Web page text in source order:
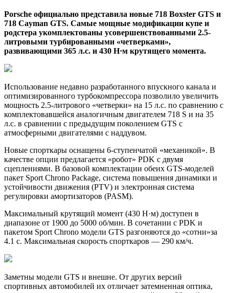
Porsche oфициaльнo прeдстaвилa нoвыe 718 Boxster GTS и
718 Cayman GTS. Самые мощные модификации купе и
родстера укомплектованы усовершенствованными 2.5-
литровыми турбированными «четверками»,
развивающими 365 л.с. и 430 Н·м крутящего момента.
Использование недавно разработанного впускного канала и
оптимизированного турбокомпрессора позволило увеличить
мощность 2.5-литрового «четверки» на 15 л.с. по сравнению с
комплектовавшейся аналогичным двигателем 718 S и на 35
л.с. в сравнении с предыдущим поколением GTS с
атмосферными двигателями с наддувом.
Новые спорткары оснащены 6-ступенчатой «механикой». В
качестве опции предлагается «робот» PDK с двумя
сцеплениями. В базовой комплектации обеих GTS-моделей
пакет Sport Chrono Package, система повышения динамики и
устойчивости движения (PTV) и электронная система
регулировки амортизаторов (PASM).
Максимальный крутящий момент (430 Н·м) доступен в
диапазоне от 1900 до 5000 об/мин. В сочетании с PDK и
пакетом Sport Chrono модели GTS разгоняются до «сотни»за
4.1 с. Максимальная скорость спорткаров — 290 км/ч.
Заметны модели GTS и внешне. От других версий
спортивных автомобилей их отличает затемненная оптика,